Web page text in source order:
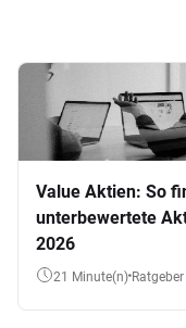
Value Aktien: So
unterbewertete
2026
21 Minute(n) Ratgeber